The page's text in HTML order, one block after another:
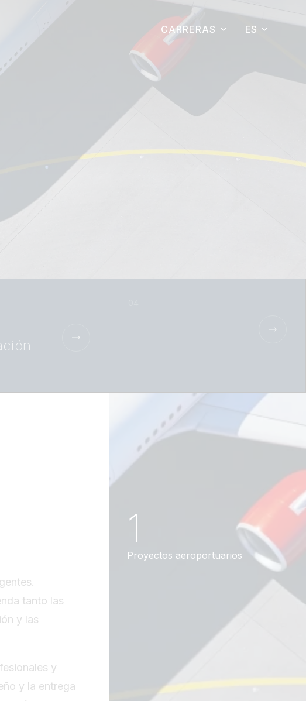
CARRERAS ES
tanto las
y las
y
y la entrega
1
Proyectos aeroportuarios